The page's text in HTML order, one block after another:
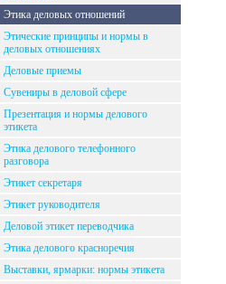
Этика деловых отношений
Этические принципы и нормы в
деловых отношениях
Деловые приемы
Сувениры в деловой сфере
Презентация и нормы делового
этикета
Этика делового телефонного
разговора
Этикет секретаря
Этикет руководителя
Деловой этикет переводчика
Этика делового красноречия
Выставки, ярмарки: нормы этикета